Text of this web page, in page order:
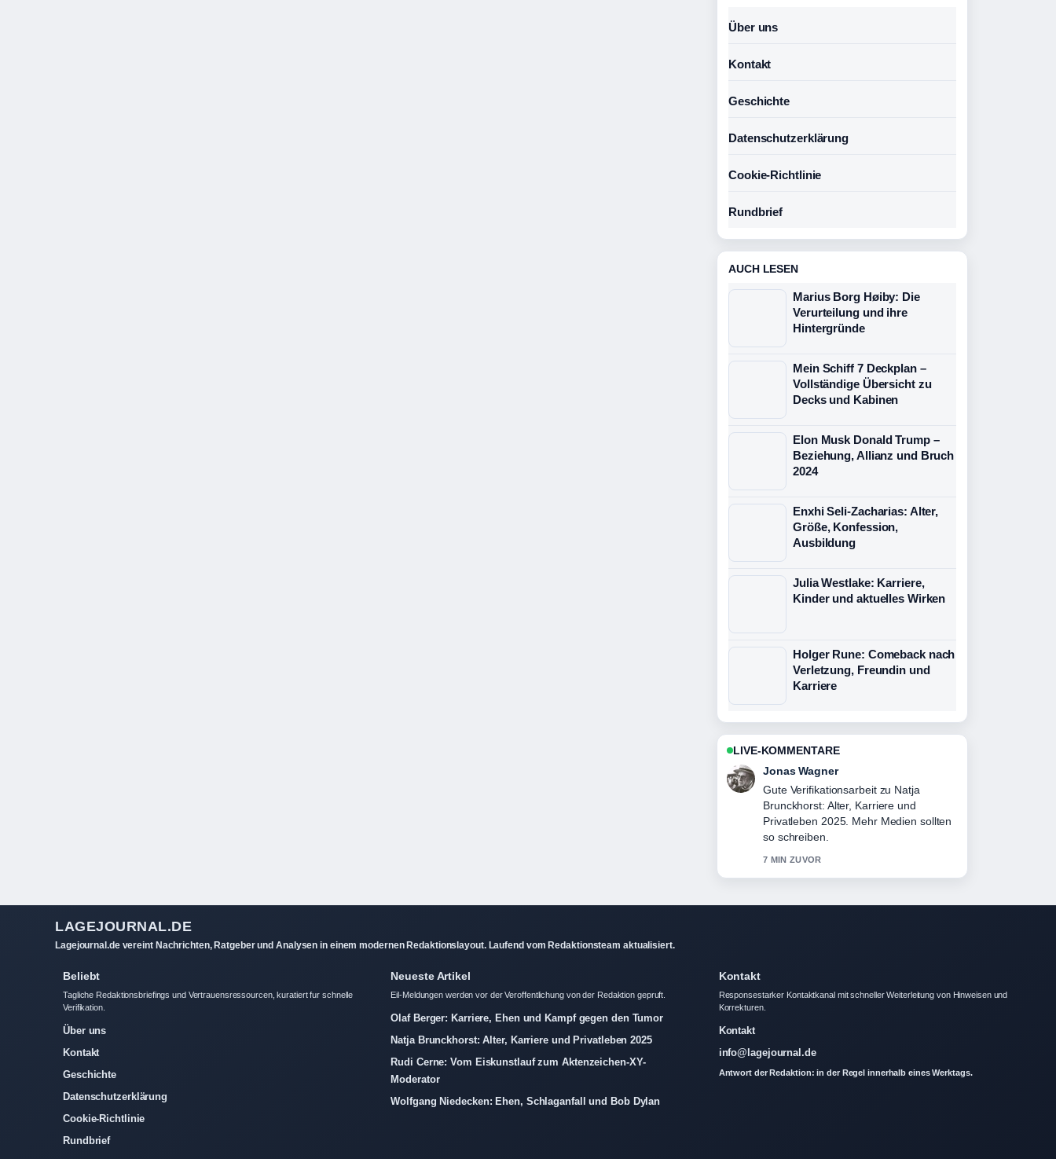
Über uns
Kontakt
Geschichte
Datenschutzerklärung
Cookie-Richtlinie
Rundbrief
AUCH LESEN
Marius Borg Høiby: Die
Verurteilung und ihre
Hintergründe
Mein Schiff 7 Deckplan –
Vollständige Übersicht zu
Decks und Kabinen
Elon Musk Donald Trump –
Beziehung, Allianz und Bruch
2024
Enxhi Seli-Zacharias: Alter,
Größe, Konfession,
Ausbildung
Julia Westlake: Karriere,
Kinder und aktuelles Wirken
Holger Rune: Comeback nach
Verletzung, Freundin und
Karriere
LIVE-KOMMENTARE
Lena Schmidt
Starke Einordnung zu Rudi Cerne: Vom
Eiskunstlauf zum Aktenzeichen-XY-
Moderator. Das ist die klarste
Zusammenfassung, die ich heute
LAGEJOURNAL.DE
Beliebt
Tagliche Redaktionsbriefings und Vertrauensressourcen, kuratiert fur schnelle
Verifikation.
Über uns
Kontakt
Geschichte
Datenschutzerklärung
Cookie-Richtlinie
Neueste Artikel
Olaf Berger: Karriere, Ehen und Kampf gegen den Tumor
Natja Brunckhorst: Alter, Karriere und Privatleben 2025
Rudi Cerne: Vom Eiskunstlauf zum Aktenzeichen-XY-
Moderator
Kontakt
Responsestarker Kontaktkanal mit schneller Weiterleitung von Hinweisen und
Kontakt
info@lagejournal.de